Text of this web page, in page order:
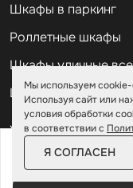
319 900 ₽
Шкафы в паркинг
Роллетные шкафы
Шкафы уличные
Шкафы садовые
Хозблоки для дачи
Хозблоки
Мы используем
Используя сайт или
условия обработки
в соответствии с
Я СОГЛАСЕН